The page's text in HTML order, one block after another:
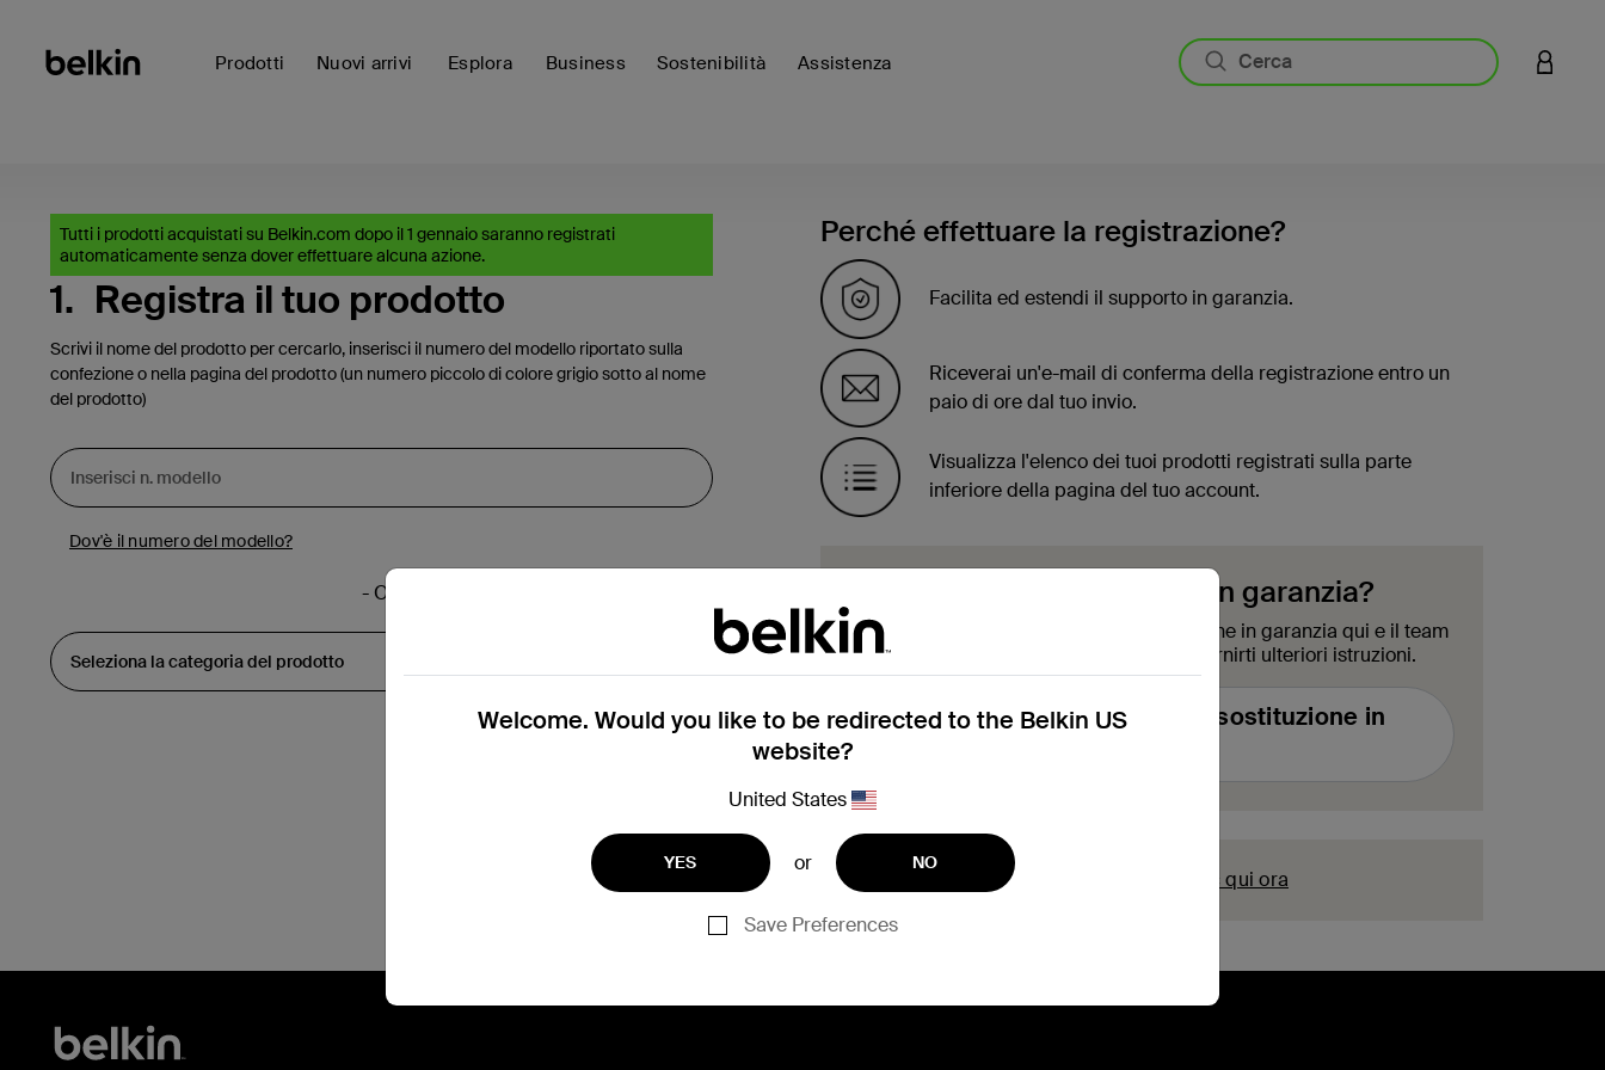
Prodotti Nuovi arrivi Esplora Business Sostenibilità Assistenza
Tutti i prodotti acquistati su Belkin.com dopo il 1 gennaio saranno registrati
automaticamente senza dover effettuare alcuna azione.
1. Registra il tuo prodotto
Scrivi il nome del prodotto per cercarlo, inserisci il numero del modello riportato sulla
confezione o nella pagina del prodotto (un numero piccolo di colore grigio sotto al nome
del prodotto)
Dov'è il numero del modello?
- O -
Perché effettuare la registrazione?
Facilita ed estendi il supporto in garanzia.
Riceverai un'e-mail di conferma della registrazione entro un
paio di ore dal tuo invio.
Visualizza l'elenco dei tuoi prodotti registrati sulla parte
inferiore della pagina del tuo account.
Devi sostituire un prodotto in garanzia?
Completa il modulo Richiesta di sostituzione in garanzia qui e il team
dell'Assistenza ti contatterà a breve per fornirti ulteriori istruzioni.
Presenta una richiesta di sostituzione in
Ti serve aiuto con la registrazione? Fai clic qui ora
Welcome. Would you like to be redirected to the Belkin US
website?
United States
YES or NO
Save Preferences